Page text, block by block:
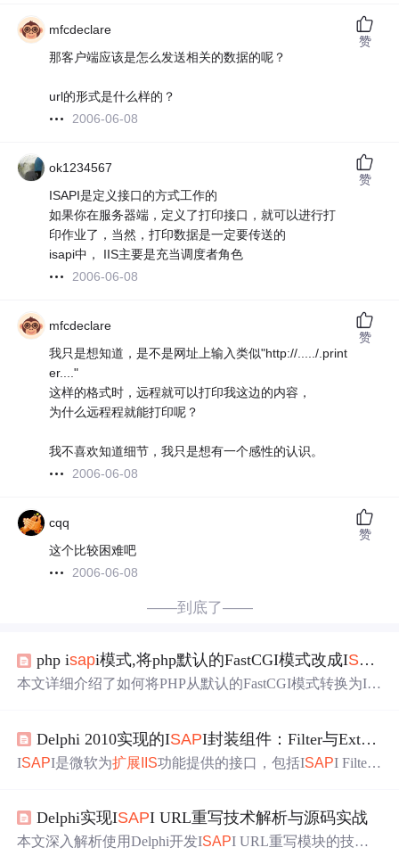
mfcdeclare
那客户端应该是怎么发送相关的数据的呢？
url的形式是什么样的？
2006-06-08
赞
ok1234567
ISAPI是定义接口的方式工作的
如果你在服务器端，定义了打印接口，就可以进行打
印作业了，当然，打印数据是一定要传送的
isapi中， IIS主要是充当调度者角色
2006-06-08
赞
mfcdeclare
我只是想知道，是不是网址上输入类似"http://...../.print
er...."
这样的格式时，远程就可以打印我这边的内容，
为什么远程程就能打印呢？
我不喜欢知道细节，我只是想有一个感性的认识。
2006-06-08
赞
cqq
这个比较困难吧
2006-06-08
赞
——到底了——
php isapi模式,将php默认的FastCGI模式改成ISAP
本文详细介绍了如何将PHP从默认的FastCGI模式转换为IS
Delphi 2010实现的ISAPI封装组件：Filter与Extension
ISAPI是微软为扩展 IIS功能提供的接口，包括ISAPI Filter
置和使用方法，以及HTTP请求与响应的过滤处理，最后讲
解了WinHTTP API的使用和网络通信应用。
Delphi实现ISAPI URL重写技术解析与源码实战
本文深入解析使用Delphi开发ISAPI URL重写模块的技术